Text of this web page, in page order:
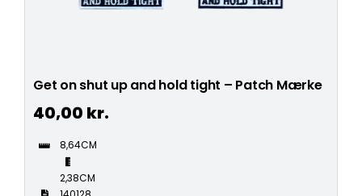
Get on shut up and hold tight – Patch Mærke
40,00 kr.
8,64CM
2,38CM